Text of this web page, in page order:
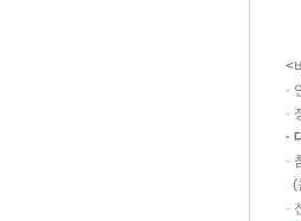
<
·
·
·
·
(
·